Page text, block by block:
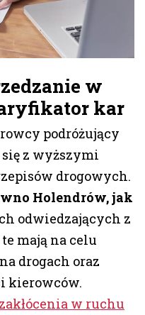
w
kar
podróżujący
z wyższymi
drogowych.
Holendrów, jak
odwiedzających z
mają na celu
drogach oraz
kierowców.
w ruchu